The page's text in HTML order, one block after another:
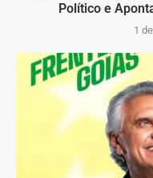
Político e
1